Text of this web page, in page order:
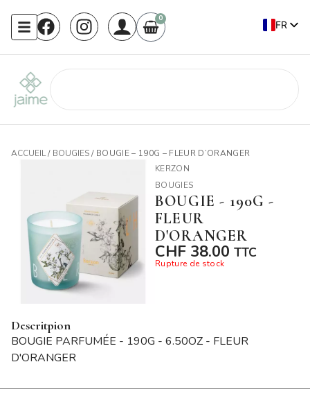
0
FR
ACCUEIL/ BOUGIES/ BOUGIE – 190G – FLEUR D’ORANGER
KERZON
BOUGIES
BOUGIE - 190G -
FLEUR
D'ORANGER
CHF 38.00 TTC
Rupture de stock
Descritpion
BOUGIE PARFUMÉE - 190G - 6.50OZ - FLEUR
D'ORANGER